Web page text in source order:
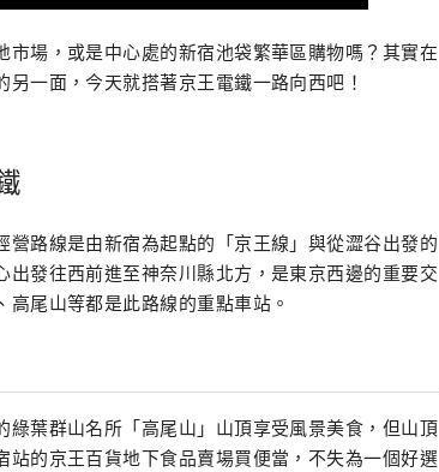
市場，或是中心處的新宿池袋繁華區購物嗎？其實在
一面，今天就搭著京王電鐵一路向西吧！
營路線是由新宿為起點的「京王線」與從澀谷出發的
出發往西前進至神奈川縣北方，是東京西邊的重要交
尾山等都是此路線的重點車站。
葉群山名所「高尾山」山頂享受風景美食，但山頂
的京王百貨地下食品賣場買便當，不失為一個好選